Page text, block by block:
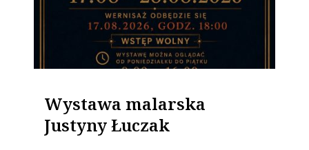
Wystawa malarska
Justyny Łuczak